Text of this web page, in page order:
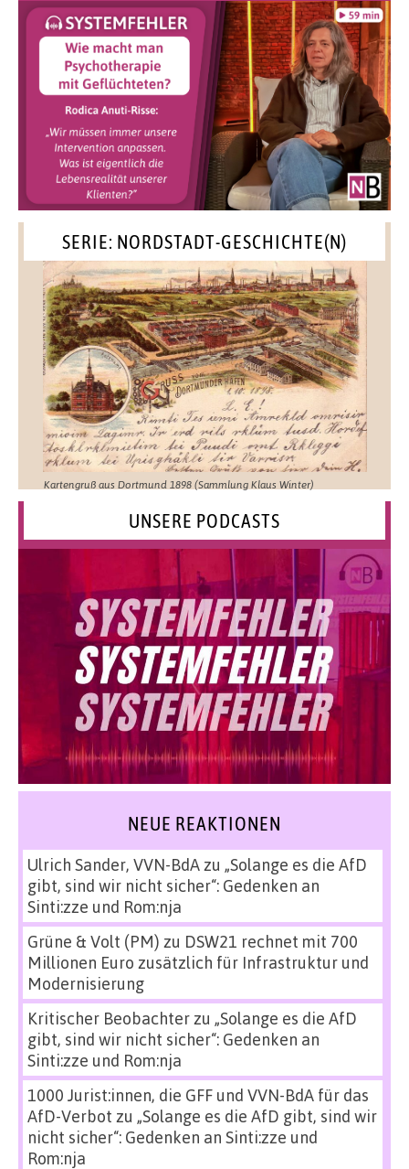
SERIE: NORDSTADT-GESCHICHTE(N)
Kartengruß aus Dortmund 1898 (Sammlung Klaus Winter)
UNSERE PODCASTS
NEUE REAKTIONEN
Ulrich Sander, VVN-BdAzu „Solange es die AfD
gibt, sind wir nicht sicher“: Gedenken an
Sinti:zze und Rom:nja
Grüne & Volt (PM) zu DSW21 rechnet mit 700
Millionen Euro zusätzlich für Infrastruktur und
Modernisierung
Kritischer Beobachterzu „Solange es die AfD
gibt, sind wir nicht sicher“: Gedenken an
Sinti:zze und Rom:nja
1000 Jurist:innen, die GFF und VVN-BdA für das
AfD-Verbot zu „Solange es die AfD gibt, sind wir
nicht sicher“: Gedenken an Sinti:zze und
Rom:nja